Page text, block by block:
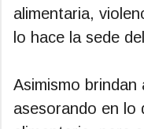
alimentaria,
lo hace la sede
Asimismo
asesorando en lo